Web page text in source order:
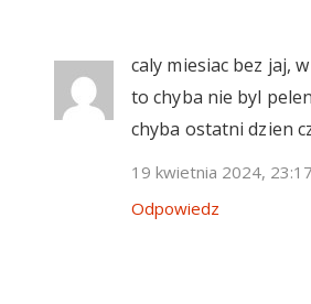
caly miesiac bez jaj,
to chyba nie byl
chyba ostatni dzien
19 kwietnia 2024, 23:17
Odpowiedz